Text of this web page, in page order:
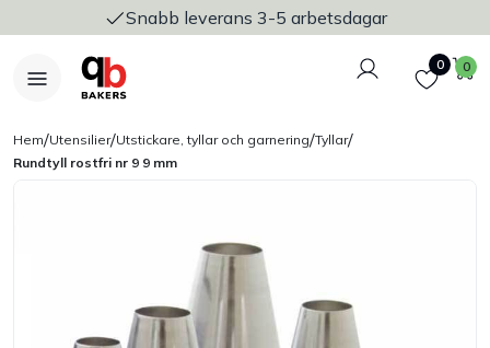
Snabb leverans 3-5 arbetsdagar
Logga in
Favoriter
0 0
Bageriplåtar & bakformar
Hem/Utensilier/Utstickare, tyllar och garnering/Tyllar/
Rundtyll rostfri nr 9 9 mm